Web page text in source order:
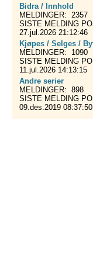
Bidra / Innhold
MELDINGER: 2357
SISTE MELDING
27.jul.2026 21:12:46
Kjøpes / Selges /
MELDINGER: 1090
SISTE MELDING
11.jul.2026 14:13:15
Andre serier
MELDINGER: 898
SISTE MELDING
09.des.2019 08:37:50